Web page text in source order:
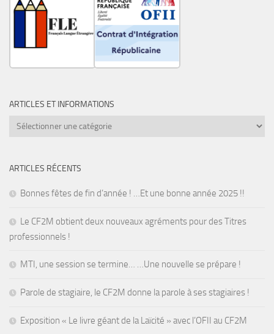
ARTICLES ET INFORMATIONS
Articles
ARTICLES RÉCENTS
Bonnes fêtes de fin d’année ! …Et une bonne année 2025 !!
Le CF2M obtient deux nouveaux agréments pour des Titres
professionnels !
MTI, une session se termine… …Une nouvelle se prépare !
Parole de stagiaire, le CF2M donne la parole à ses stagiaires !
Exposition « Le livre géant de la Laïcité » avec l’OFII au CF2M